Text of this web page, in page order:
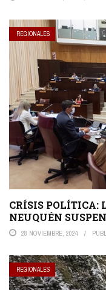
REGIONALES
CRÍSIS POLÍTICA:
NEUQUÉN
28 NOVIEMBRE, 2024
REGIONALES